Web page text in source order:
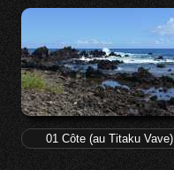
01 Côte (au Titaku Vave)